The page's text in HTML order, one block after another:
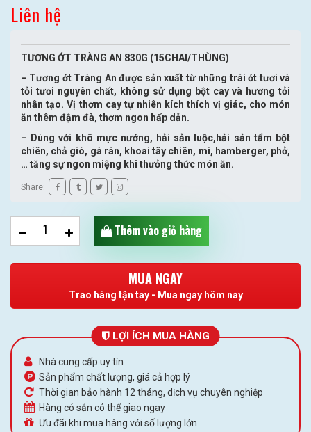
Liên hệ
TƯƠNG ỚT TRÀNG AN 830G (15CHAI/THÙNG)
– Tương ớt Tràng An được sản xuất từ những trái ớt tươi và
tỏi tươi nguyên chất, không sử dụng bột cay và hương tỏi
nhân tạo. Vị thơm cay tự nhiên kích thích vị giác, cho món
ăn thêm đậm đà, thơm ngon hấp dẫn.
– Dùng với khô mực nướng, hải sản luộc,hải sản tẩm bột
chiên, chả giò, gà rán, khoai tây chiên, mì, hamberger, phở,
… tăng sự ngon miệng khi thưởng thức món ăn.
Share:
Thêm vào giỏ hàng
MUA NGAY
Trao hàng tận tay - Mua ngay hôm nay
LỢI ÍCH MUA HÀNG
Nhà cung cấp uy tín
Sản phẩm chất lượng, giá cả hợp lý
Thời gian bảo hành 12 tháng, dịch vụ chuyên nghiệp
Hàng có sẵn có thể giao ngay
Ưu đãi khi mua hàng với số lượng lớn